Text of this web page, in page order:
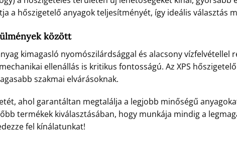
a hőszigetelő anyagok teljesítményét, így ideális választás
között
kimagasló nyomószilárdsággal és alacsony vízfelvétellel
ellenállás is kritikus fontosságú. Az XPS
szakmai elvárásoknak.
ahol garantáltan megtalálja a legjobb minőségű
termékek kiválasztásában, hogy munkája mindig a
fel kínálatunkat!